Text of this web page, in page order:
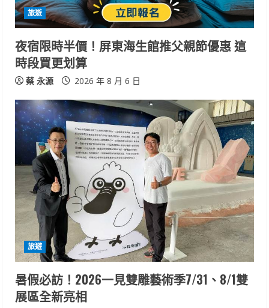
旅遊
夜宿限時半價！屏東海生館推父親節優惠 這
時段買更划算
蔡 永源 2026 年 8 月 6 日
旅遊
暑假必訪！2026一見雙雕藝術季7/31、8/1雙
展區全新亮相